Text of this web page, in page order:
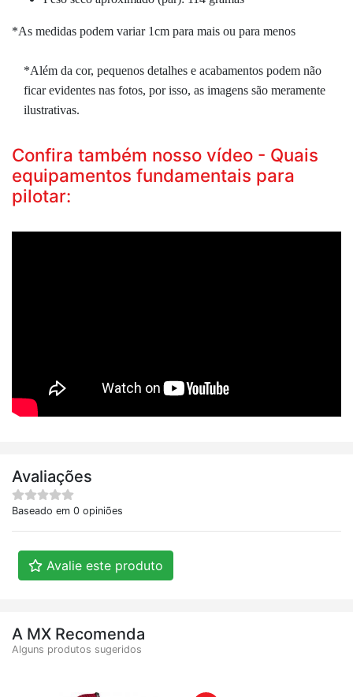
*As medidas podem variar 1cm para mais ou para menos
*Além da cor, pequenos detalhes e acabamentos podem não
ficar evidentes nas fotos, por isso, as imagens são meramente
ilustrativas.
Confira também nosso vídeo - Quais
equipamentos fundamentais para
pilotar:
Avaliações
Baseado em 0 opiniões
Avalie este produto
A MX Recomenda
Alguns produtos sugeridos